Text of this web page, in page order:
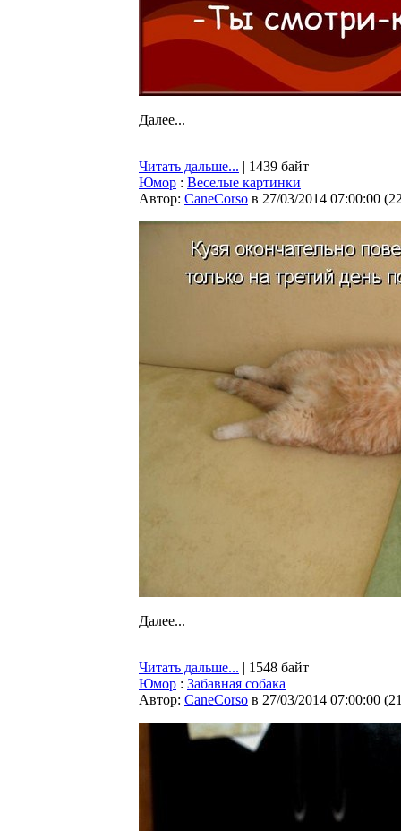
Далее...
Читать дальше... | 1439 байт
Юмор : Веселые картинки
Автор: CaneCorso в 27/03/2014 07:00:00 (
Далее...
Читать дальше... | 1548 байт
Юмор : Забавная собака
Автор: CaneCorso в 27/03/2014 07:00:00 (